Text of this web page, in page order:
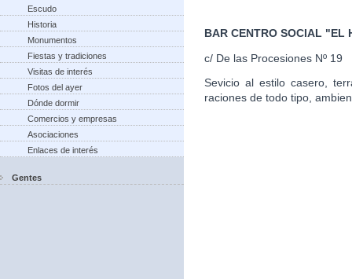
Escudo
Historia
Monumentos
Fiestas y tradiciones
Visitas de interés
Fotos del ayer
Dónde dormir
Comercios y empresas
Asociaciones
Enlaces de interés
Gentes
BAR CENTRO SOCIAL "EL
c/ De las Procesiones Nº 19
Sevicio al estilo casero,
raciones de todo tipo,